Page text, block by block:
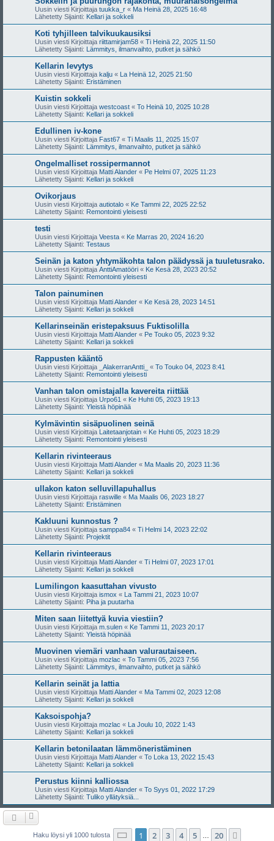
Uusin viesti Kirjoittaja tuukka_r « Ma Heinä 28, 2025 16:48
Lähetetty Sijainti: Kellari ja sokkeli
Koti tyhjilleen talvikuukausiksi
Uusin viesti Kirjoittaja riittamirjam58 « Ti Heinä 22, 2025 11:50
Lähetetty Sijainti: Lämmitys, ilmanvaihto, putket ja sähkö
Kellarin levytys
Uusin viesti Kirjoittaja kalju « La Heinä 12, 2025 21:50
Lähetetty Sijainti: Eristäminen
Kuistin sokkeli
Uusin viesti Kirjoittaja westcoast « To Heinä 10, 2025 10:28
Lähetetty Sijainti: Kellari ja sokkeli
Edullinen iv-kone
Uusin viesti Kirjoittaja Fast67 « Ti Maalis 11, 2025 15:07
Lähetetty Sijainti: Lämmitys, ilmanvaihto, putket ja sähkö
Ongelmalliset rossipermannot
Uusin viesti Kirjoittaja Matti Alander « Pe Helmi 07, 2025 11:23
Lähetetty Sijainti: Kellari ja sokkeli
Ovikorjaus
Uusin viesti Kirjoittaja autiotalo « Ke Tammi 22, 2025 22:52
Lähetetty Sijainti: Remontointi yleisesti
testi
Uusin viesti Kirjoittaja Veesta « Ke Marras 20, 2024 16:20
Lähetetty Sijainti: Testaus
Seinän ja katon yhtymäkohta talon päädyssä ja tuuletusrako.
Uusin viesti Kirjoittaja AnttiAmatööri « Ke Kesä 28, 2023 20:52
Lähetetty Sijainti: Remontointi yleisesti
Talon painuminen
Uusin viesti Kirjoittaja Matti Alander « Ke Kesä 28, 2023 14:51
Lähetetty Sijainti: Kellari ja sokkeli
Kellarinseinän eristepaksuus Fuktisolilla
Uusin viesti Kirjoittaja Matti Alander « Pe Touko 05, 2023 9:32
Lähetetty Sijainti: Kellari ja sokkeli
Rappusten kääntö
Uusin viesti Kirjoittaja _AlakerranAntti_ « To Touko 04, 2023 8:41
Lähetetty Sijainti: Remontointi yleisesti
Vanhan talon omistajalla kavereita riittää
Uusin viesti Kirjoittaja Urpo61 « Ke Huhti 05, 2023 19:13
Lähetetty Sijainti: Yleistä höpinää
Kylmävintin sisäpuolinen seinä
Uusin viesti Kirjoittaja Laitetaanjotain « Ke Huhti 05, 2023 18:29
Lähetetty Sijainti: Remontointi yleisesti
Kellarin rivinteeraus
Uusin viesti Kirjoittaja Matti Alander « Ma Maalis 20, 2023 11:36
Lähetetty Sijainti: Kellari ja sokkeli
ullakon katon selluvillapuhallus
Uusin viesti Kirjoittaja raswille « Ma Maalis 06, 2023 18:27
Lähetetty Sijainti: Eristäminen
Kakluuni kunnostus ?
Uusin viesti Kirjoittaja samppa84 « Ti Helmi 14, 2023 22:02
Lähetetty Sijainti: Projektit
Kellarin rivinteeraus
Uusin viesti Kirjoittaja Matti Alander « Ti Helmi 07, 2023 17:01
Lähetetty Sijainti: Kellari ja sokkeli
Lumilingon kaasuttahan vivusto
Uusin viesti Kirjoittaja ismox « La Tammi 21, 2023 10:07
Lähetetty Sijainti: Piha ja puutarha
Miten saan liitettyä kuvia viestiin?
Uusin viesti Kirjoittaja m.sulen « Ke Tammi 11, 2023 20:17
Lähetetty Sijainti: Yleistä höpinää
Muovinen viemäri vanhaan valurautaiseen.
Uusin viesti Kirjoittaja mozlac « To Tammi 05, 2023 7:56
Lähetetty Sijainti: Lämmitys, ilmanvaihto, putket ja sähkö
Kellarin seinät ja lattia
Uusin viesti Kirjoittaja Matti Alander « Ma Tammi 02, 2023 12:08
Lähetetty Sijainti: Kellari ja sokkeli
Kaksoispohja?
Uusin viesti Kirjoittaja mozlac « La Joulu 10, 2022 1:43
Lähetetty Sijainti: Kellari ja sokkeli
Kellarin betonilaatan lämmöneristäminen
Uusin viesti Kirjoittaja Matti Alander « To Loka 13, 2022 15:43
Lähetetty Sijainti: Kellari ja sokkeli
Perustus kiinni kalliossa
Uusin viesti Kirjoittaja Matti Alander « To Syys 01, 2022 17:29
Lähetetty Sijainti: Tuliko yllätyksiä...
Haku löysi yli 1000 tulosta Sivu /20
1 2 3 4 5 20